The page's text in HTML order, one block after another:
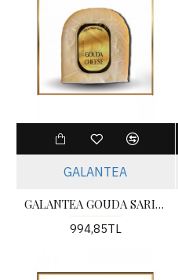
GALANTEA
GALANTEA GOUDA SARIMSAKLI -500gr-
994,85TL